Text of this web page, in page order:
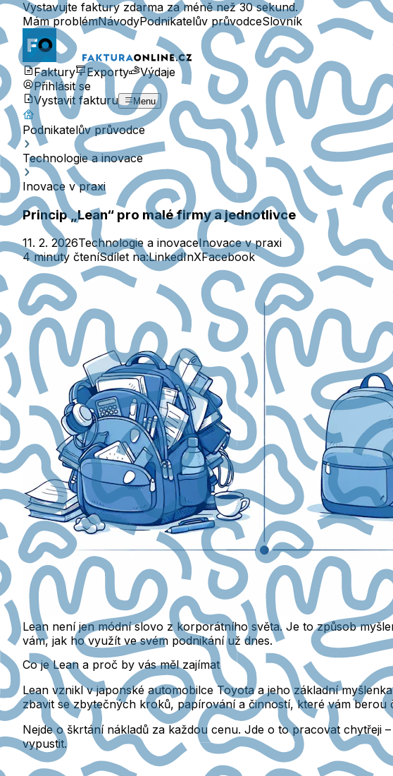
Vystavujte faktury zdarma za méně než 30 sekund.
Mám problémNávodyPodnikatelův průvodceSlovník
Faktury Exporty
Výdaje
Přihlásit se
Vystavit fakturu
Menu
Podnikatelův průvodce
Technologie a inovace
Inovace v praxi
Princip „Lean“ pro malé firmy a jednotlivce
11. 2. 2026Technologie a inovaceInovace v praxi
4 minuty čteníSdílet na:LinkedInXFacebook
Lean není jen módní slovo z korporátního světa. Je to způsob
vám, jak ho využít ve svém podnikání už dnes.
Co je Lean a proč by vás měl zajímat
Lean vznikl v japonské automobilce Toyota a jeho základní
zbavit sezbytečných kroků, papírování a činností, které vámberou
Nejde o škrtání nákladů za každou cenu. Jde o to pracovat chytřeji
vypustit.